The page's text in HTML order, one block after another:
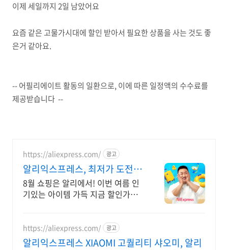
이제 세일까지 2일 남았어요
요즘 같은 고물가시대에 할인 받아서 필요한 상품을 사는 것도 좋
은거 같아요.
-- 어필리에이트 활동의 일환으로, 이에 따른 일정액의 수수료를
제공받습니다 --
https://aliexpress.com/ 광고
알리익스프레스, 최저가 도전 오
늘의특가 지금 확인해보세요
8월 쇼핑은 알리에서! 이번 여름 인
기있는 아이템 가득 지금 할인가로
https://aliexpress.com/ 광고
알리익스프레스 XIAOMI 고퀄리티 샤오미, 알리